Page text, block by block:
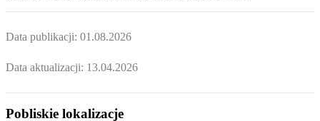
Data publikacji: 01.08.2026
Data aktualizacji: 13.04.2026
Pobliskie lokalizacje